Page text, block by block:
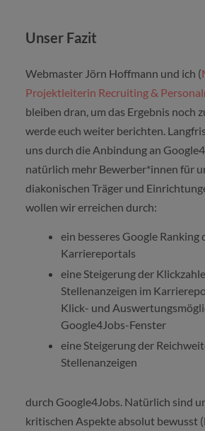
Unser Fazit
Webmaster Jörn Hoffmann und ich (
Projektleiterin Recruiting &
bleiben dran, um das Ergebnis noch
werde euch weiter berichten.
uns durch die Anbindung an
natürlich mehr Bewerber*innen für
diakonischen Träger und
wollen wir erreichen durch:
ein besseres Google Ranking
Karriereportals
eine Steigerung der
Stellenanzeigen im
Klick- und
Google4Jobs-Fenster
eine Steigerung der
Stellenanzeigen
durch Google4Jobs. Natürlich sind
kritischen Aspekte absolut bewusst